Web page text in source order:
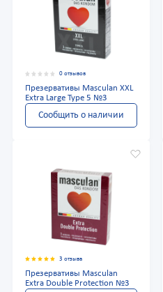
0 отзывов
Презервативы Masculan XXL
Extra Large Type 5 №3
Сообщить о наличии
3 отзыва
Презервативы Masculan
Extra Double Protection №3